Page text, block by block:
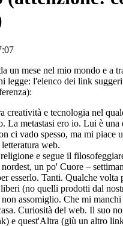
un mese nel mio mondo e a
l'elenco dei link
creatività e tecnologia nel
La metastasi ero io. Lui è
ci vado spesso, ma mi
web.
e segue il
un po' Cuore –
esserlo. Tanti. Qualche volta
(no quelli prodotti dal
assomiglio. Che mi manchi
Curiosità del web. Il suo
e quest'Altra (giù un altro